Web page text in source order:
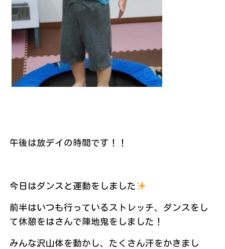
午後は放デイの時間です！！
今日はダンスと運動をしました
前半はいつも行っているストレッチ、ダンスをし
て休憩をはさんで陣地鬼をしました！
みんな沢山体を動かし、たくさん汗をかきまし